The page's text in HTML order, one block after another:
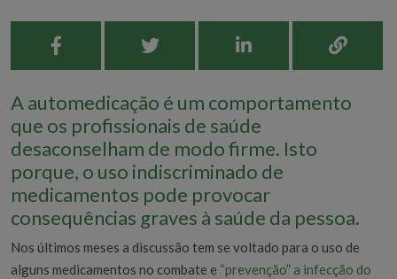
A automedicação é um comportamento
que os profissionais de saúde
desaconselham de modo firme. Isto
porque, o uso indiscriminado de
medicamentos pode provocar
consequências graves à saúde da pessoa.
Nos últimos meses a discussão tem se voltado para o uso de
alguns medicamentos no combate e “prevenção” a infecção do